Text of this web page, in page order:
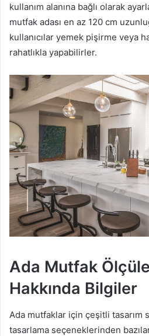
kullanım alanına bağlı olarak
mutfak adası en az 120 cm
kullanıcılar yemek pişirme veya
rahatlıkla yapabilirler.
Ada Mutfak
Hakkında Bilgiler
Ada mutfaklar için çeşitli tasarım
tasarlama seçeneklerinden